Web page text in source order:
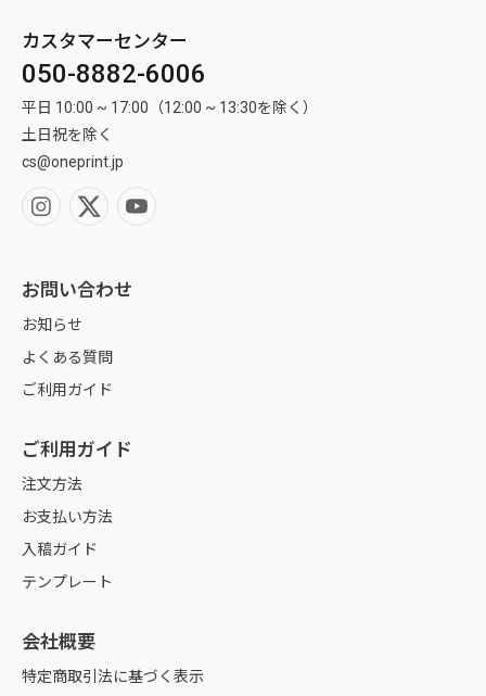
い。
仕上がり線(ピンク線)近くに配置されていると、裁断ズレが起きた際に
切れてしまう恐れがあります。
※ 背景色があるデザインを配置する場合は、背景部分をアートボードい
っぱい(作業サイズ)まで埋めてください。
背景色の塗り足しがないと、裁断ズレが起きた際に素材の色が周りに入
り込んでしまう恐れがあります。
※ フチ(枠)ありデザインは裁断ズレが特に目立ちやすくなるため、おすす
白印刷をすればシンプルかつ高級感のある名刺に仕上がります。
カスタマーセンター
050-8882-6006
平日 10:00 ~ 17:00（12:00 ~ 13:30を除く）
土日祝を除く
cs@oneprint.jp
お問い合わせ
お知らせ
よくある質問
ご利用ガイド
ご利用ガイド
注文方法
お支払い方法
入稿ガイド
テンプレート
会社概要
特定商取引法に基づく表示